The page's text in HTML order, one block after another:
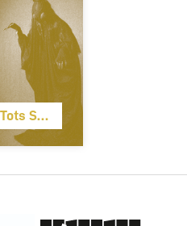
Sants monstres valencians